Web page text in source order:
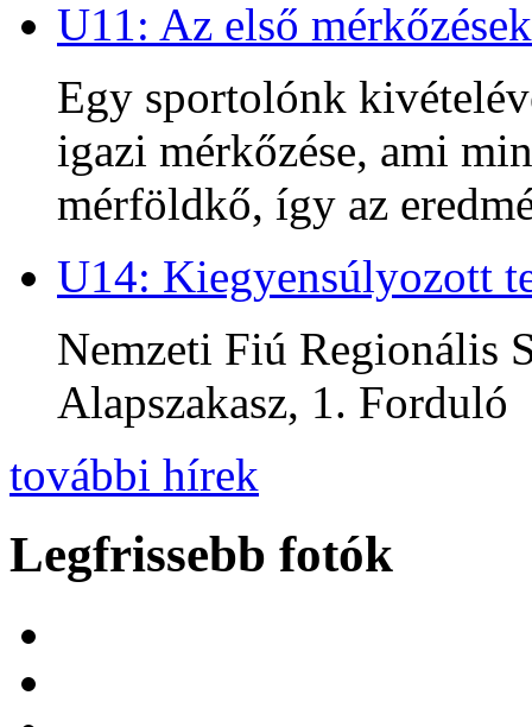
U11: Az első mérkőzések
Egy sportolónk
igazi mérkőzése, ami
mérföldkő, így az
U14: Kiegyensúlyozott
Nemzeti Fiú Regionális
Alapszakasz, 1. Forduló
további hírek
Legfrissebb fotók